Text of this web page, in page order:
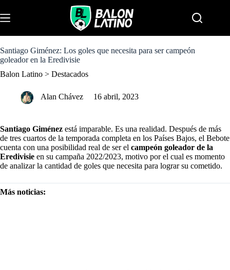
k
i
o
c
n
Santiago Giménez: Los goles que necesita para ser campeón
goleador en la Eredivisie
Balon Latino > Destacados
Alan Chávez 16 abril, 2023
Santiago Giménez está imparable. Es una realidad. Después de más
de tres cuartos de la temporada completa en los Países Bajos, el Bebote
cuenta con una posibilidad real de ser el campeón goleador de la
Eredivisie en su campaña 2022/2023, motivo por el cual es momento
de analizar la cantidad de goles que necesita para lograr su cometido.
Más noticias: